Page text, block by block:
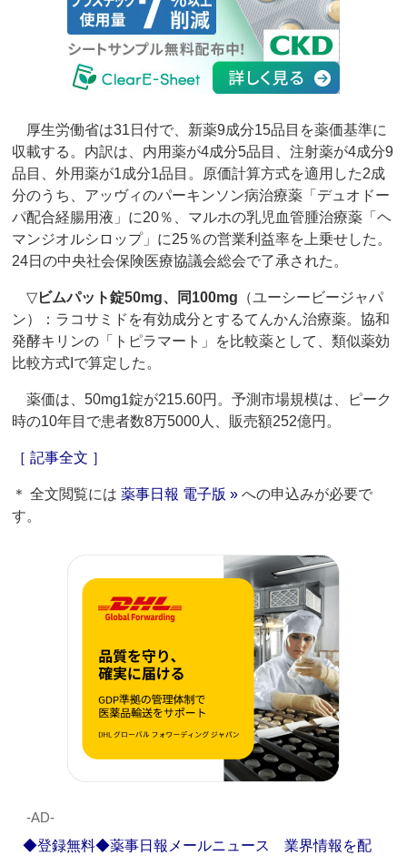
厚生労働省は31日付で、新薬9成分15品目を薬価基準に
収載する。内訳は、内用薬が4成分5品目、注射薬が4成分9
品目、外用薬が1成分1品目。原価計算方式を適用した2成
分のうち、アッヴィのパーキンソン病治療薬「デュオドー
パ配合経腸用液」に20％、マルホの乳児血管腫治療薬「ヘ
マンジオルシロップ」に25％の営業利益率を上乗せした。
24日の中央社会保険医療協議会総会で了承された。
▽ビムパット錠50mg、同100mg （ユーシービージャパ
ン）：ラコサミドを有効成分とするてんかん治療薬。協和
発酵キリンの「トピラマート」を比較薬として、類似薬効
比較方式Iで算定した。
薬価は、50mg1錠が215.60円。予測市場規模は、ピーク
時の10年目で患者数8万5000人、販売額252億円。
［ 記事全文 ］
＊ 全文閲覧には薬事日報 電子版 » への申込みが必要で
す。
‐AD‐
◆登録無料◆薬事日報メールニュース 業界情報を配